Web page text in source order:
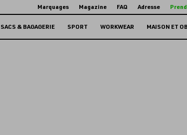
Marquages Magazine FAQ Adresse
SACS & BAGAGERIE SPORT WORKWEAR MAISON ET